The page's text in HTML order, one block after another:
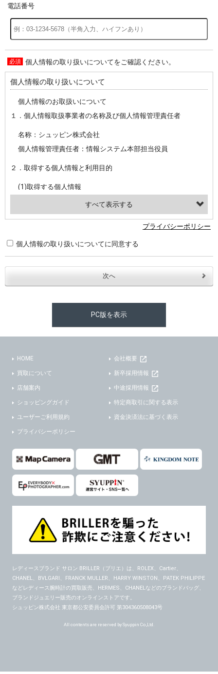
電話番号
個人情報の取り扱いについてをご確認ください。
個人情報の取り扱いについて
個人情報のお取扱いについて
１．個人情報取扱事業者の名称及び個人情報管理責任者
名称：シュッピン株式会社
個人情報管理責任者：情報システム本部担当役員
２．取得する個人情報と利用目的
(1)取得する個人情報
・お問合せへの対応のため
３．個人情報の第三者提供と委託
当社は、以下のいずれかの場合を除いて、個人データを同意いただいた範囲を超えて利用したり第三者に提供したりいたしません。
(2)法令等により開示を求められた場合。
４．ご提供の任意性
５．ご本人が容易に知覚できない方法による個人情報の取得
また利用者の統計的分析のため、または掲載された広告にクッキーを使用する場合があります。
６．個人情報に関するお問合せ対応
シュッピン株式会社 個人情報相談窓口
プライバシーポリシー
個人情報の取り扱いについてに同意する
PC版を表示
HOME
買取について
店舗案内
ショッピングガイド
ユーザーご利用規約
プライバシーポリシー
会社概要
新卒採用情報
中途採用情報
特定商取引に関する表示
資金決済法に基づく表示
レディースブランド サロン BRILLER（ブリエ） は、ROLEX、Cartier、
CHANEL、BVLGARI、FRANCK MULLER、HARRY WINSTON、PATEK PHILIPPE
などレディース腕時計の買取販売、HERMES、CHANELなどのブランドバッグ、
ブランドジュエリー販売のオンラインストアです。
シュッピン株式会社 東京都公安委員会許可 第304360508043号
All contents are reserved by Syuppin Co.,Ltd.